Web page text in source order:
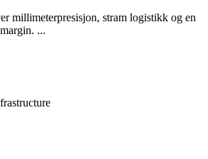
millimeterpresisjon, stram logistikk og en
...